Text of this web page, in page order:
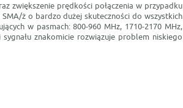
zwiększenie prędkości połączenia w przypadku
ż o bardzo dużej skuteczności do wszystkich
w pasmach: 800-960 MHz, 1710-2170 MHz,
znakomicie rozwiązuje problem niskiego